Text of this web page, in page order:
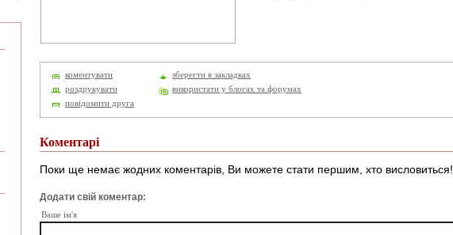
коментувати
зберегти в закладках
роздрукувати
використати у блогах та форумах
повідомити друга
Коментарі
Поки ще немає жодних коментарів, Ви можете стати першим, хто висловиться!
Додати свій коментар:
Ваше ім'я